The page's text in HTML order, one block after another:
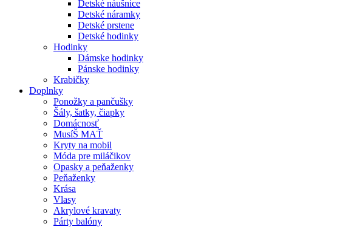
Detské náušnice
Detské náramky
Detské prstene
Detské hodinky
Hodinky
Dámske hodinky
Pánske hodinky
Krabičky
Doplnky
Ponožky a pančušky
Šály, šatky, čiapky
Domácnosť
MusíŠ MAŤ
Kryty na mobil
Móda pre miláčikov
Opasky a peňaženky
Peňaženky
Krása
Vlasy
Akrylové kravaty
Párty balóny